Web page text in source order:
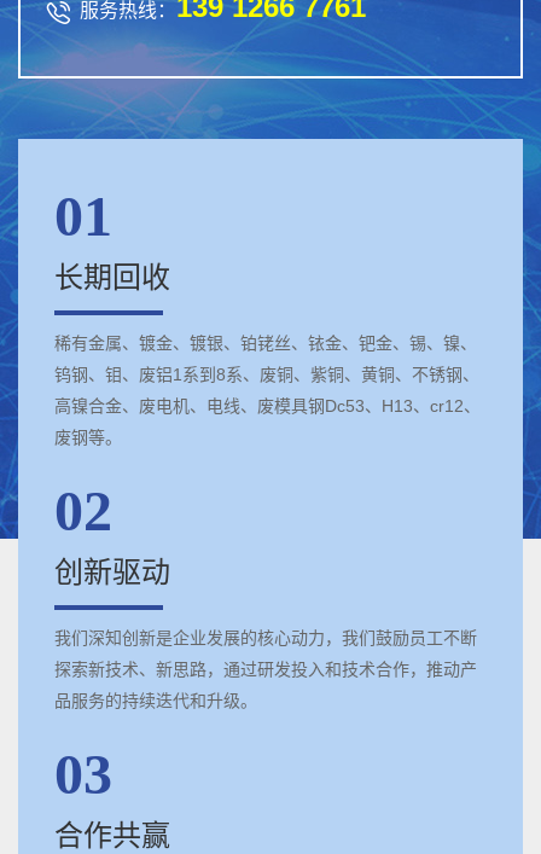
 服务热线：
01
长期回收
稀有金属、镀金、镀银、铂铑丝、铱金、钯金、锡、镍、
钨钢、钼、废铝1系到8系、废铜、紫铜、黄铜、不锈钢、
高镍合金、废电机、电线、废模具钢Dc53、H13、cr12、
废钢等。
02
创新驱动
我们深知创新是企业发展的核心动力，我们鼓励员工不断
探索新技术、新思路，通过研发投入和技术合作，推动产
品服务的持续迭代和升级。
03
合作共赢